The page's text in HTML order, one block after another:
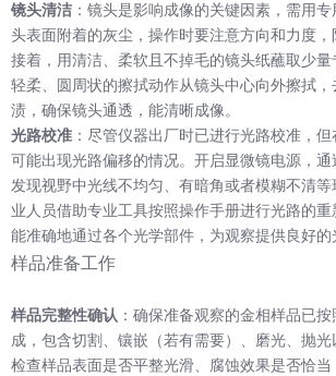
镜头清洁 ：镜头是影响成像的关键因素，需用
头表面附着的灰尘，操作时要注意方向和力度，
接着，用清洁、柔软且不掉毛的镜头纸蘸取少量
轻柔、圆周状的擦拭动作从镜头中心向外擦拭
渍，确保镜头通透，能清晰成像。
光路校准 ：尽管仪器出厂时已进行光路校准，
可能出现光路偏移的情况。开启显微镜电源，
发现视野中光线不均匀、有暗角或者模糊不清
业人员借助专业工具按照操作手册进行光路的
能准确地通过各个光学部件，为观察提供良好的
样品准备工作
样品完整性确认 ：确保准备观察的金相样品已
成，包含切割、镶嵌（若有需要）、磨光、抛
检查样品表面是否平整光滑、腐蚀效果是否恰